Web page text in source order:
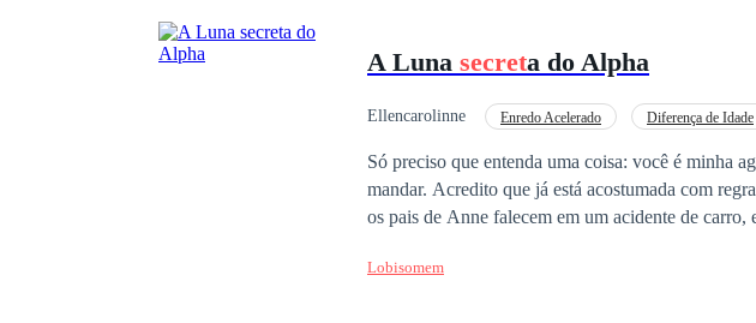
A Luna secreta do Alpha
Ellencarolinne Enredo Acelerado Diferença de Idade
Só preciso que entenda uma coisa: você é minha
mandar. Acredito que já está acostumada com
os pais de Anne falecem em um acidente de carro,
ansiando por um alívio para sua vida difícil, na qual é
Lobisomem